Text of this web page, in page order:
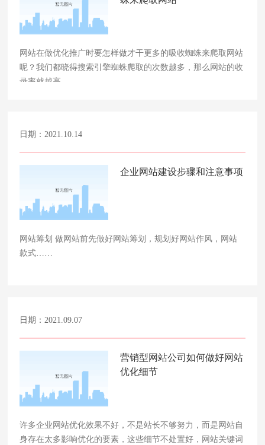
网站在做优化推广时要怎样做才干更多的吸收蜘蛛来爬取网站
呢？我们都晓得搜索引擎蜘蛛爬取的次数越多，那么网站的收
录率就越高。……
日期：2021.10.14
企业网站建设步骤和注意事项
网站筹划 做网站前先做好网站筹划，规划好网站作风，网站
款式……
日期：2021.09.07
营销型网站公司如何做好网站
优化细节
许多企业网站优化效果不好，不是站长不够努力，而是网站自
身存在太多影响优化的要素，这些细节不处置好，网站关键词